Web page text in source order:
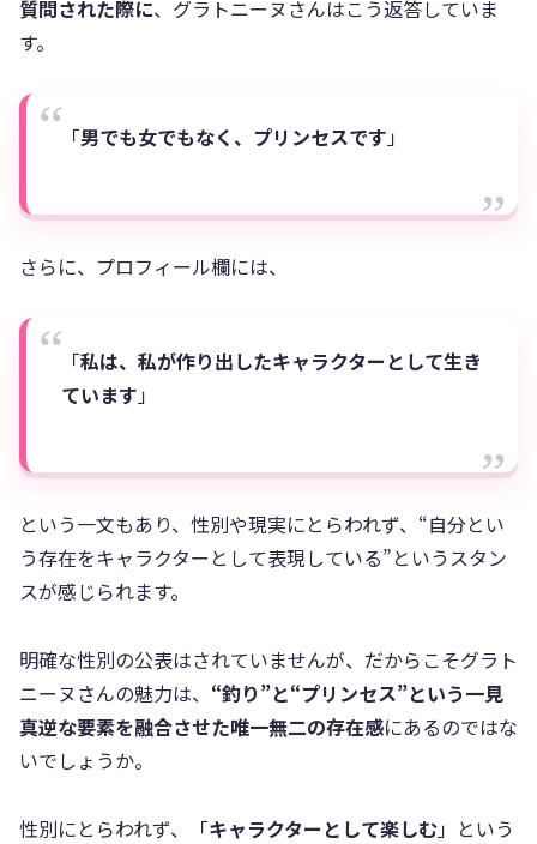
質問された際に、グラトニーヌさんはこう返答していま
す。
「男でも女でもなく、プリンセスです」
さらに、プロフィール欄には、
「私は、私が作り出したキャラクターとして生き
ています」
という一文もあり、性別や現実にとらわれず、“自分とい
う存在をキャラクターとして表現している”というスタン
スが感じられます。
明確な性別の公表はされていませんが、だからこそグラト
ニーヌさんの魅力は、 “釣り”と“プリンセス”という一見
真逆な要素を融合させた唯一無二の存在感にあるのではな
いでしょうか。
性別にとらわれず、「キャラクターとして楽しむ」という